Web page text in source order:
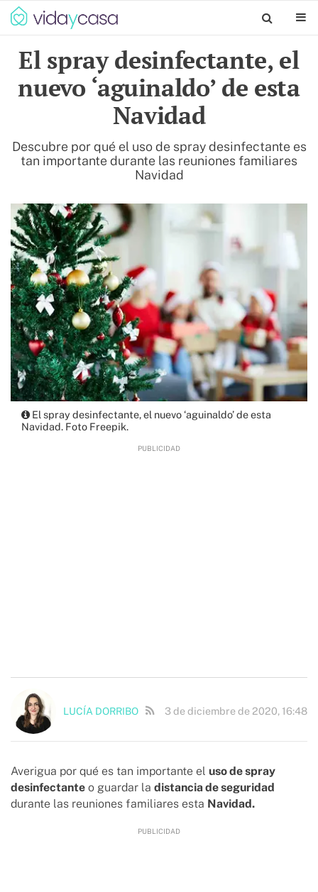
El spray desinfectante, el
nuevo ‘aguinaldo’ de esta
Navidad
Descubre por qué el uso de spray desinfectante es
tan importante durante las reuniones familiares
Navidad
El spray desinfectante, el nuevo ‘aguinaldo’ de esta
Navidad. Foto Freepik.
LUCÍA DORRIBO 3 de diciembre de 2020, 16:48
Averigua por qué es tan importante el uso de spray
desinfectante o guardar la distancia de seguridad
durante las reuniones familiares esta Navidad.